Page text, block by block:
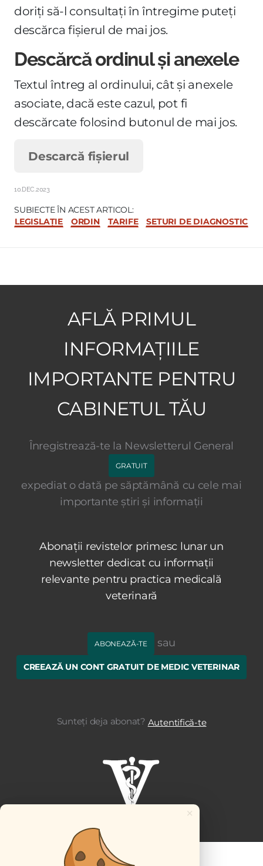
doriți să-l consultați în întregime puteți
descărca fișierul de mai jos.
Descărcă ordinul și anexele
Textul întreg al ordinului, cât și anexele
asociate, dacă este cazul, pot fi
descărcate folosind butonul de mai jos.
Descarcă fișierul
10.DEC.2023
SUBIECTE ÎN ACEST ARTICOL:
LEGISLAȚIE
ORDIN TARIFE SETURI DE DIAGNOSTIC
AFLĂ PRIMUL
INFORMAȚIILE
IMPORTANTE PENTRU
CABINETUL TĂU
Înregistrează-te la Newsletterul General
GRATUIT
expediat o dată pe săptămână cu cele mai
importante știri și informații
Abonații revistelor primesc lunar un
newsletter dedicat cu informații
relevante pentru practica medicală
veterinară
ABONEAZĂ-TE sau
CREEAZĂ UN CONT GRATUIT DE MEDIC VETERINAR
Sunteți deja abonat? Autentifică-te
×